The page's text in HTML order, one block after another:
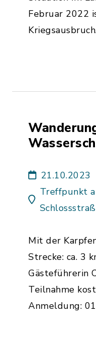
Februar 2022
Schmidt
21.10.2023
Treffpunkt
Mit der
Strecke: ca. 3
Gästeführerin
Teilnahme
Anmeldung: